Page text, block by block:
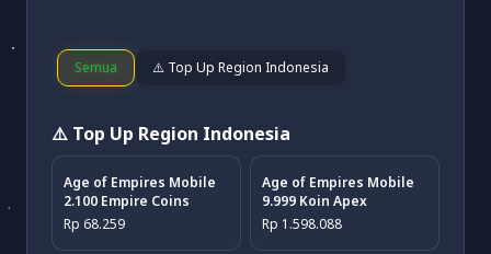
Semua ⚠️ Top Up Region Indonesia
⚠️ Top Up Region Indonesia
Age of Empires Mobile
2.100 Empire Coins
Rp 68.259
Age of Empires Mobile
9.999 Koin Apex
Rp 1.598.088